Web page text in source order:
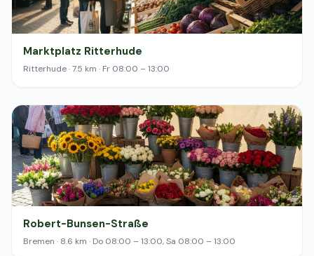
Marktplatz Ritterhude
Ritterhude · 7.5 km · Fr 08:00 – 13:00
Robert-Bunsen-Straße
Bremen · 8.6 km · Do 08:00 – 13:00, Sa 08:00 – 13:00